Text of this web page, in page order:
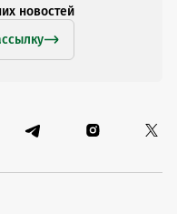
новостей